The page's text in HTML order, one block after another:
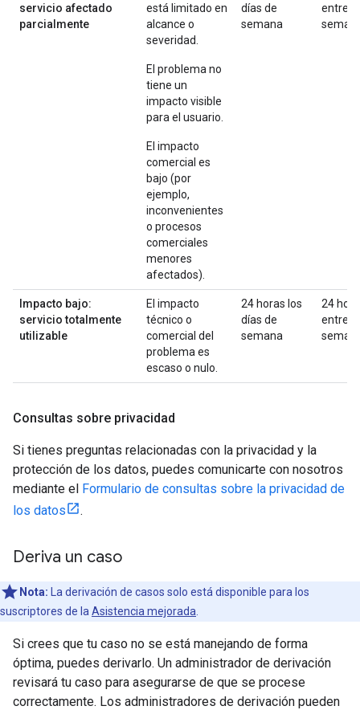
servicio afectado
parcialmente
está limitado en
alcance o
severidad.
El problema no
tiene un
impacto visible
para el usuario.
El impacto
comercial es
bajo (por
ejemplo,
inconvenientes
o procesos
comerciales
menores
afectados).
días de
semana
entre
Impacto bajo:
servicio totalmente
utilizable
El impacto
técnico o
comercial del
problema es
escaso o nulo.
24 horas los
días de
semana
24
entre
Consultas sobre privacidad
Si tienes preguntas relacionadas con la privacidad y la
protección de los datos, puedes comunicarte con nosotros
mediante el Formulario de consultas sobre la privacidad de
los datos
.
Deriva un caso
Nota: La derivación de casos solo está disponible para los
suscriptores de la Asistencia mejorada
Si crees que tu caso no se está manejando de forma
óptima, puedes derivarlo. Un administrador de derivación
revisará tu caso para asegurarse de que se procese
correctamente. Los administradores de derivación pueden